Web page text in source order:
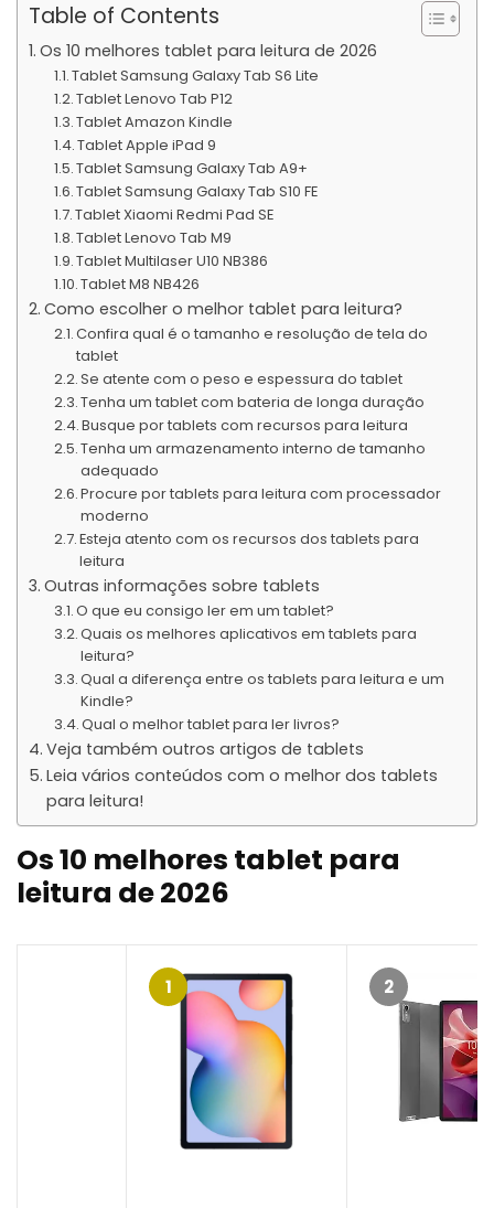
Table of Contents
Os 10 melhores tablet para leitura de 2026
Tablet Samsung Galaxy Tab S6 Lite
Tablet Lenovo Tab P12
Tablet Amazon Kindle
Tablet Apple iPad 9
Tablet Samsung Galaxy Tab A9+
Tablet Samsung Galaxy Tab S10 FE
Tablet Xiaomi Redmi Pad SE
Tablet Lenovo Tab M9
Tablet Multilaser U10 NB386
Tablet M8 NB426
Como escolher o melhor tablet para leitura?
Confira qual é o tamanho e resolução de tela do
tablet
Se atente com o peso e espessura do tablet
Tenha um tablet com bateria de longa duração
Busque por tablets com recursos para leitura
Tenha um armazenamento interno de tamanho
adequado
Procure por tablets para leitura com processador
moderno
Esteja atento com os recursos dos tablets para
leitura
Outras informações sobre tablets
O que eu consigo ler em um tablet?
Quais os melhores aplicativos em tablets para
leitura?
Qual a diferença entre os tablets para leitura e um
Kindle?
Qual o melhor tablet para ler livros?
Veja também outros artigos de tablets
Leia vários conteúdos com o melhor dos tablets
para leitura!
Os 10 melhores tablet para
leitura de 2026
1 2